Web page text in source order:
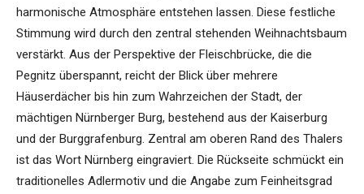
harmonische Atmosphäre entstehen lassen. Diese festliche
Stimmung wird durch den zentral stehenden Weihnachtsbaum
verstärkt. Aus der Perspektive der Fleischbrücke, die die
Pegnitz überspannt, reicht der Blick über mehrere
Häuserdächer bis hin zum Wahrzeichen der Stadt, der
mächtigen Nürnberger Burg, bestehend aus der Kaiserburg
und der Burggrafenburg. Zentral am oberen Rand des Thalers
ist das Wort Nürnberg eingraviert. Die Rückseite schmückt ein
traditionelles Adlermotiv und die Angabe zum Feinheitsgrad